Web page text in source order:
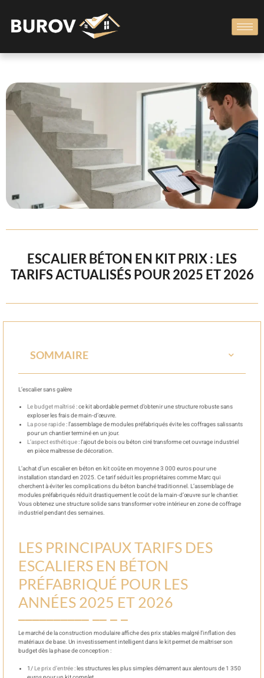
ESCALIER BÉTON EN KIT PRIX : LES
TARIFS ACTUALISÉS POUR 2025 ET 2026
SOMMAIRE
L’escalier sans galère
Le budget maîtrisé: ce kit abordable permet d’obtenir une structure robuste sans
exploser les frais de main-d’œuvre.
La pose rapide: l’assemblage de modules préfabriqués évite les coffrages salissants
pour un chantier terminé en un jour.
L’aspect esthétique: l’ajout de bois ou béton ciré transforme cet ouvrage industriel
en pièce maîtresse de décoration.
L’achat d’un escalier en béton en kit coûte en moyenne 3 000 euros pour une
installation standard en 2025. Ce tarif séduit les propriétaires comme Marc qui
cherchent à éviter les complications du béton banché traditionnel. L’assemblage de
modules préfabriqués réduit drastiquement le coût de la main-d’œuvre sur le chantier.
Vous obtenez une structure solide sans transformer votre intérieur en zone de coffrage
industriel pendant des semaines.
LES PRINCIPAUX TARIFS DES
ESCALIERS EN BÉTON
PRÉFABRIQUÉ POUR LES
ANNÉES 2025 ET 2026
Le marché de la construction modulaire affiche des prix stables malgré l’inflation des
matériaux de base. Un investissement intelligent dans le kit permet de maîtriser son
budget dès la phase de conception :
1/ Le prix d’entrée: les structures les plus simples démarrent aux alentours de 1 350